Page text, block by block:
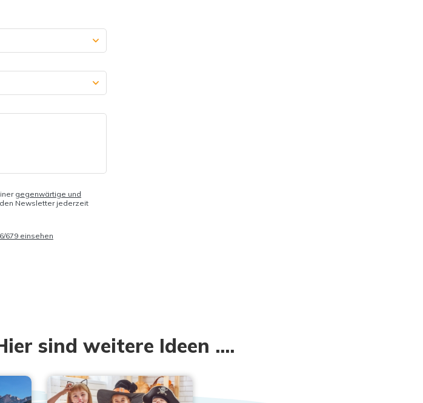
gegenwärtige und
Newsletter jederzeit
679 einsehen
sind weitere Ideen ....